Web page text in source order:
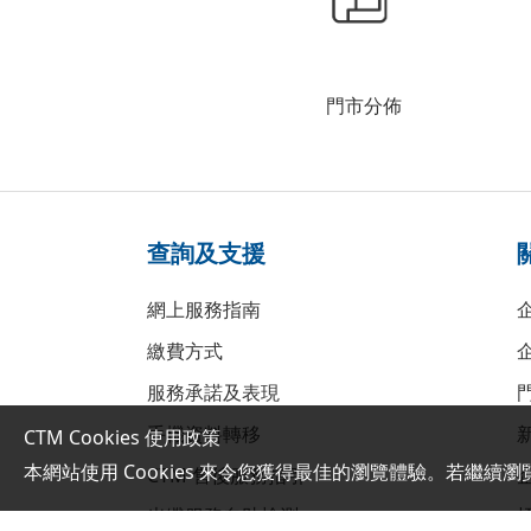
門市分佈
查詢及支援
網上服務指南
繳費方式
服務承諾及表現
手機資料轉移
CTM 售後服務指引
CTM Cookies 使用政策
本網站使用 Cookies 來令您獲得最佳的瀏覽體驗。若繼續